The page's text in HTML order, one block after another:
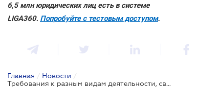
6,5 млн юридических лиц есть в системе
LIGA360. Попробуйте с тестовым доступом.
Главная / Новости /
Требования к разным видам деятельности, связанным с землей, и особенности налогообложения